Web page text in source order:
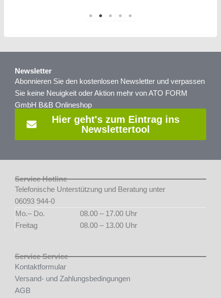
Newsletter
Abonnieren Sie den kostenlosen Newsletter und verpassen
Sie keine Neuigkeit oder Aktion mehr von ATO FORM
GmbH B&B Onlineshop
Hier geht's zum Eintrag ins
Newslettertool
Service Hotline
Telefonische Unterstützung und Beratung unter
06093 944-0
Mo.– Do.
08.00 – 17.00 Uhr
Freitag
08.00 – 13.00 Uhr
Service Service
Kontaktformular
Versand- und Zahlungsbedingungen
AGB